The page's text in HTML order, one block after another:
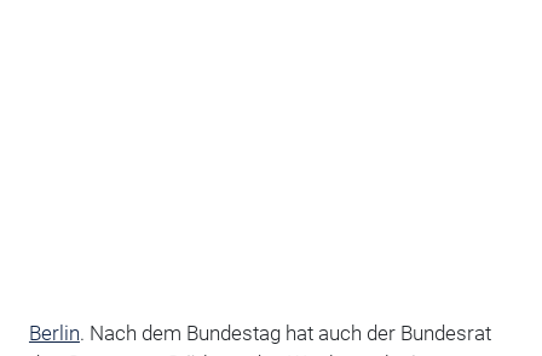
Berlin. Nach dem Bundestag hat auch der Bundesrat